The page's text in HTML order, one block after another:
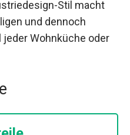
Stil macht
und dennoch
Wohnküche oder